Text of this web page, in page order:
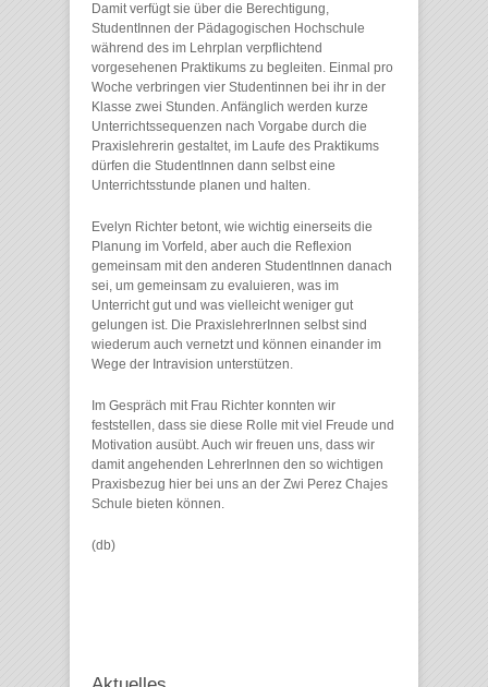
Damit verfügt sie über die Berechtigung,
StudentInnen der Pädagogischen Hochschule
während des im Lehrplan verpflichtend
vorgesehenen Praktikums zu begleiten. Einmal pro
Woche verbringen vier Studentinnen bei ihr in der
Klasse zwei Stunden. Anfänglich werden kurze
Unterrichtssequenzen nach Vorgabe durch die
Praxislehrerin gestaltet, im Laufe des Praktikums
dürfen die StudentInnen dann selbst eine
Unterrichtsstunde planen und halten.
Evelyn Richter betont, wie wichtig einerseits die
Planung im Vorfeld, aber auch die Reflexion
gemeinsam mit den anderen StudentInnen danach
sei, um gemeinsam zu evaluieren, was im
Unterricht gut und was vielleicht weniger gut
gelungen ist. Die PraxislehrerInnen selbst sind
wiederum auch vernetzt und können einander im
Wege der Intravision unterstützen.
Im Gespräch mit Frau Richter konnten wir
feststellen, dass sie diese Rolle mit viel Freude und
Motivation ausübt. Auch wir freuen uns, dass wir
damit angehenden LehrerInnen den so wichtigen
Praxisbezug hier bei uns an der Zwi Perez Chajes
Schule bieten können.
(db)